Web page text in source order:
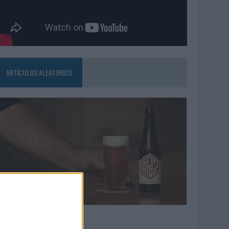
ARTÍCULOS ALEATORIOS